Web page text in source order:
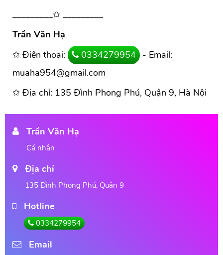
_________✩ _________
Trần Văn Hạ
✩ Điện thoại:
0334279954 - Email:
muaha954@gmail.com
✩ Địa chỉ: 135 Đình Phong Phú, Quận 9, Hà Nội
Trần Văn Hạ
Cá nhân
Địa chỉ
135 Đình Phong Phú, Quận 9
Hotline
0334279954
Email